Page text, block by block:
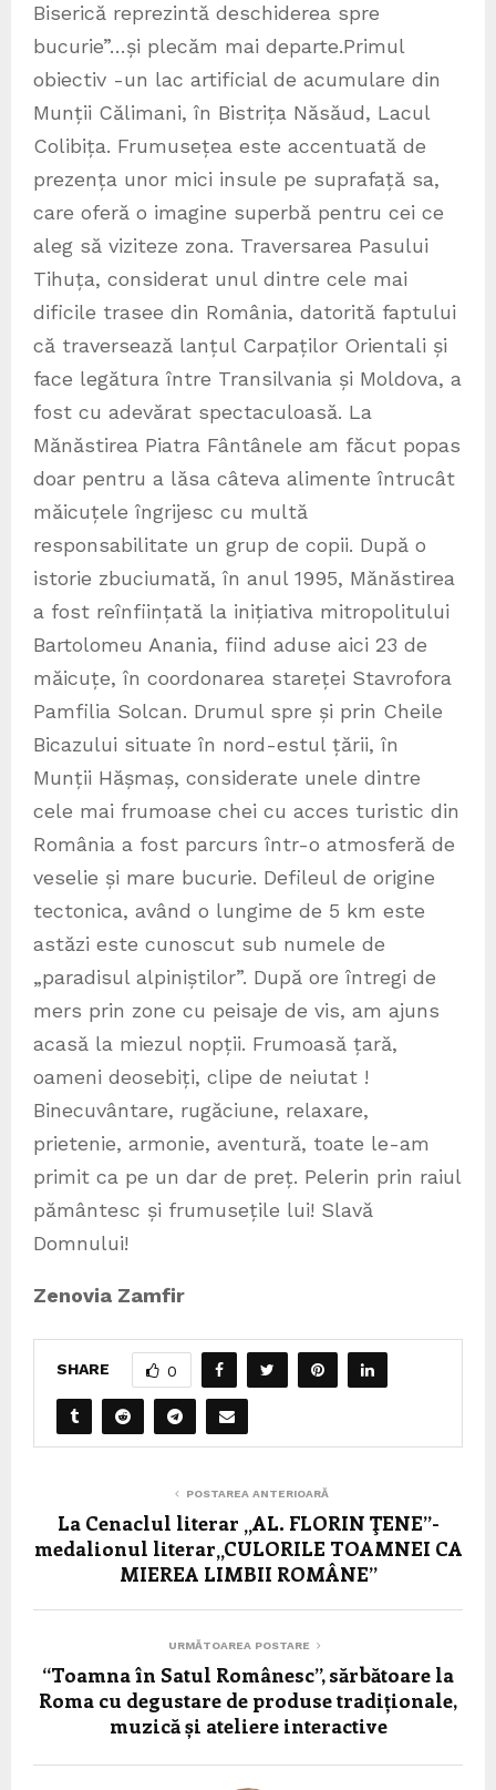
Biserică reprezintă deschiderea spre
bucurie”…și plecăm mai departe.Primul
obiectiv -un lac artificial de acumulare din
Munții Călimani, în Bistrița Năsăud, Lacul
Colibița. Frumusețea este accentuată de
prezența unor mici insule pe suprafață sa,
care oferă o imagine superbă pentru cei ce
aleg să viziteze zona. Traversarea Pasului
Tihuța, considerat unul dintre cele mai
dificile trasee din România, datorită faptului
că traversează lanțul Carpaților Orientali și
face legătura între Transilvania și Moldova, a
fost cu adevărat spectaculoasă. La
Mănăstirea Piatra Fântânele am făcut popas
doar pentru a lăsa câteva alimente întrucât
măicuțele îngrijesc cu multă
responsabilitate un grup de copii. După o
istorie zbuciumată, în anul 1995, Mănăstirea
a fost reînființată la inițiativa mitropolitului
Bartolomeu Anania, fiind aduse aici 23 de
măicuțe, în coordonarea stareței Stavrofora
Pamfilia Solcan. Drumul spre și prin Cheile
Bicazului situate în nord-estul țării, în
Munții Hășmaș, considerate unele dintre
cele mai frumoase chei cu acces turistic din
România a fost parcurs într-o atmosferă de
veselie și mare bucurie. Defileul de origine
tectonica, având o lungime de 5 km este
astăzi este cunoscut sub numele de
„paradisul alpiniștilor”. După ore întregi de
mers prin zone cu peisaje de vis, am ajuns
acasă la miezul nopții. Frumoasă țară,
oameni deosebiți, clipe de neiutat !
Binecuvântare, rugăciune, relaxare,
prietenie, armonie, aventură, toate le-am
primit ca pe un dar de preț. Pelerin prin raiul
pământesc și frumusețile lui! Slavă
Domnului!
Zenovia Zamfir
SHARE 0
POSTAREA ANTERIOARĂ
La Cenaclul literar „AL. FLORIN ŢENE”-
medalionul literar„CULORILE TOAMNEI CA
MIEREA LIMBII ROMÂNE”
URMĂTOAREA POSTARE
“Toamna în Satul Românesc”, sărbătoare la
Roma cu degustare de produse tradiționale,
muzică și ateliere interactive